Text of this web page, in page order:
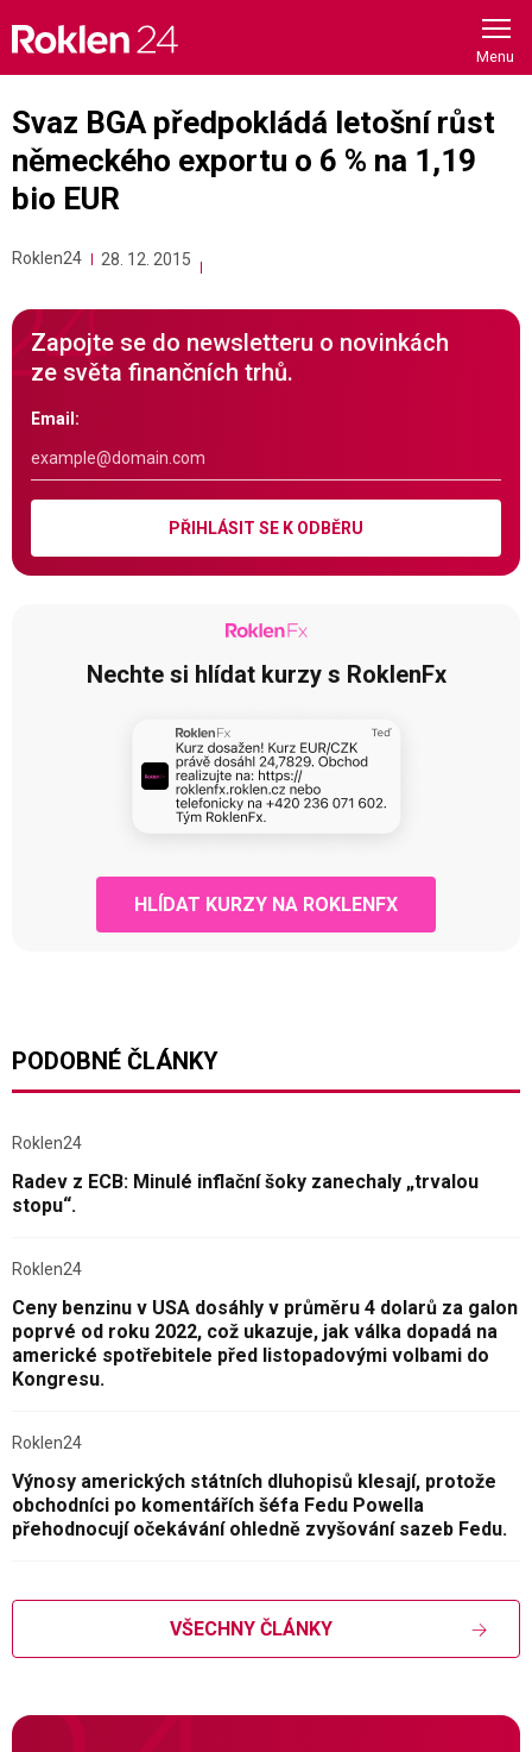
content
Svaz BGA předpokládá letošní růst
německého exportu o 6 % na 1,19
bio EUR
Roklen24 28. 12. 2015
Zapojte se do newsletteru o novinkách
ze světa finančních trhů.
Email:
PŘIHLÁSIT SE K ODBĚRU
Nechte si hlídat kurzy s RoklenFx
HLÍDAT KURZY NA ROKLENFX
PODOBNÉ ČLÁNKY
Roklen24
Radev z ECB: Minulé inflační šoky zanechaly „trvalou
stopu“.
Roklen24
Ceny benzinu v USA dosáhly v průměru 4 dolarů za galon
poprvé od roku 2022, což ukazuje, jak válka dopadá na
americké spotřebitele před listopadovými volbami do
Kongresu.
Roklen24
Výnosy amerických státních dluhopisů klesají, protože
obchodníci po komentářích šéfa Fedu Powella
přehodnocují očekávání ohledně zvyšování sazeb Fedu.
VŠECHNY ČLÁNKY